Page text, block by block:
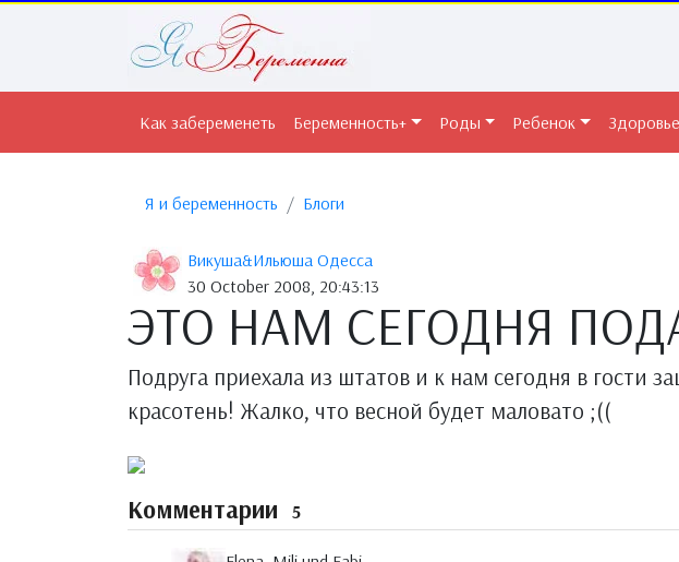
Как забеременеть Беременность+ Роды Ребенок Здоровье
Я и беременность Блоги
Викуша&Ильюша Одесса
30 October 2008, 20:43:13
ЭТО НАМ СЕГОДНЯ
Подруга приехала из штатов и к нам сегодня в гости
красотень! Жалко, что весной будет маловато ;((
Комментарии 5